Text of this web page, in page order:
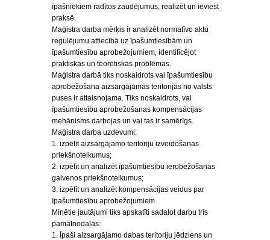
īpašniekiem radītos zaudējumus, realizēt un ieviest
praksē.
Maģistra darba mērķis ir analizēt normatīvo aktu
regulējumu attiecībā uz īpašumtiesībām un
īpašumtiesību aprobežojumiem, identificējot
praktiskās un teorētiskās problēmas.
Maģistra darbā tiks noskaidrots vai īpašumtiesību
aprobežošana aizsargājamās teritorijās no valsts
puses ir attaisnojama. Tiks noskaidrots, vai
īpašumtiesību aprobežošanas kompensācijas
mehānisms darbojas un vai tas ir samērīgs.
Maģistra darba uzdevumi:
1. izpētīt aizsargājamo teritoriju izveidošanas
priekšnoteikumus;
2. izpētīt un analizēt īpašumtiesību ierobežošanas
galvenos priekšnoteikumus;
3. izpētīt un analizēt kompensācijas veidus par
īpašumtiesību aprobežojumiem.
Minētie jautājumi tiks apskatīti sadalot darbu trīs
pamatnodaļās:
1. Īpaši aizsargājamo dabas teritoriju jēdziens un